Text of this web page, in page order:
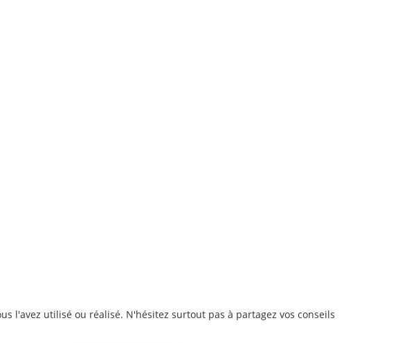
l'avez utilisé ou réalisé. N'hésitez surtout pas à partagez vos conseils